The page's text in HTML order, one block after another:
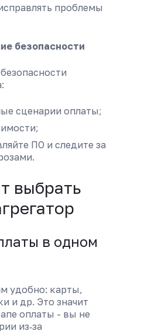
проблемы
безопасности
сценарии оплаты;
ПО и следите за
выбрать
в одном
удобно: карты,
и др. Это значит
оплаты - вы не
из‑за